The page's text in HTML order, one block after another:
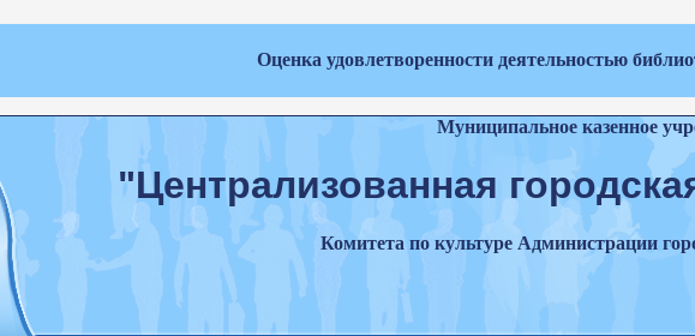
Оценка удовлетворенности деятельностью
Муниципальное казенное
"Централизованная
Комитета по культуре Администрации